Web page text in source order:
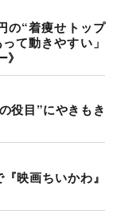
の“着痩せトップ
て動きやすい」
役目”にやきもき
映画ちいかわ』